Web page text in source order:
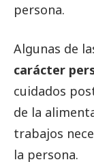
persona.
Algunas de
carácter
cuidados
de la
trabajos
la persona.